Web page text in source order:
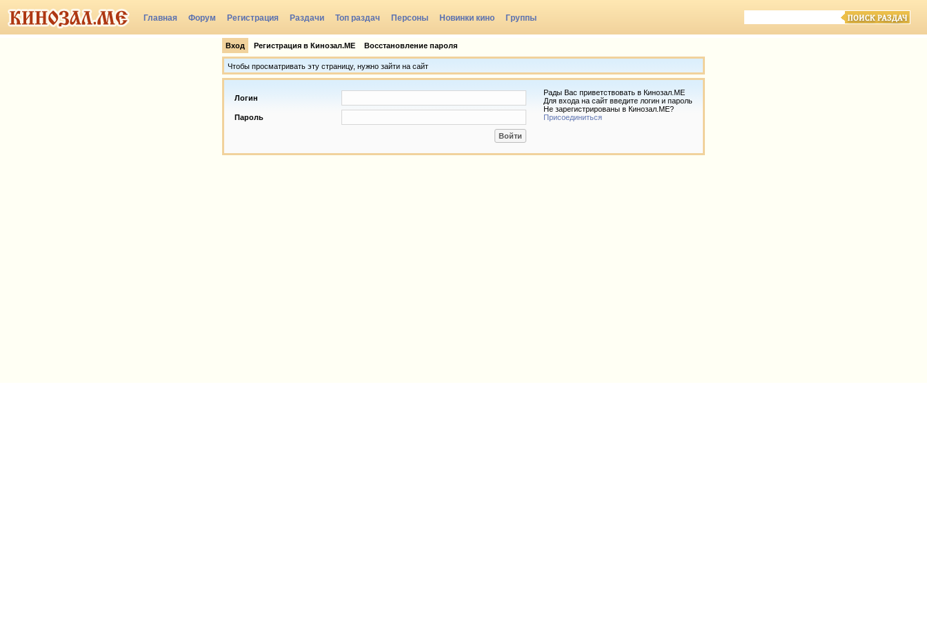
Главная Форум Регистрация Раздачи Топ раздач Персоны Новинки кино Группы
Вход Регистрация в Кинозал.МЕ Восстановление пароля
Чтобы просматривать эту страницу, нужно зайти на сайт
Логин
Пароль
Рады Вас приветствовать в Кинозал.МЕ
Для входа на сайт введите логин и пароль
Не зарегистрированы в Кинозал.МЕ?
Присоединиться